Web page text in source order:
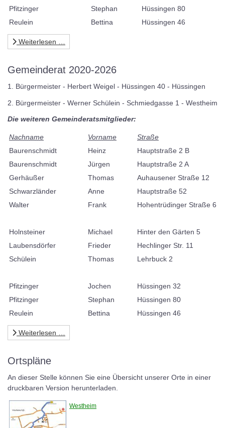
Pfitzinger
Stephan
Hüssingen 80
Reulein
Bettina Hüssingen 46
Weiterlesen …
Gemeinderat 2020-2026
1. Bürgermeister - Herbert Weigel - Hüssingen 40 - Hüssingen
2. Bürgermeister - Werner Schülein - Schmiedgasse 1 - Westheim
Die weiteren Gemeinderatsmitglieder:
Nachname Vorname
Straße
Baurenschmidt
Heinz
Hauptstraße 2 B
Baurenschmidt
Jürgen
Hauptstraße 2 A
Gerhäußer
Thomas
Auhausener Straße 12
Schwarzländer
Anne
Hauptstraße 52
Walter
Frank Hohentrüdinger Straße 6
Holnsteiner Michael
Hinter den Gärten 5
Laubensdörfer
Frieder
Hechlinger Str. 11
Schülein
Thomas Lehrbuck 2
Pfitzinger Jochen
Hüssingen 32
Pfitzinger
Stephan
Hüssingen 80
Reulein
Bettina Hüssingen 46
Weiterlesen …
Ortspläne
An dieser Stelle können Sie eine Übersicht unserer Orte in einer
druckbaren Version herunterladen.
Westheim